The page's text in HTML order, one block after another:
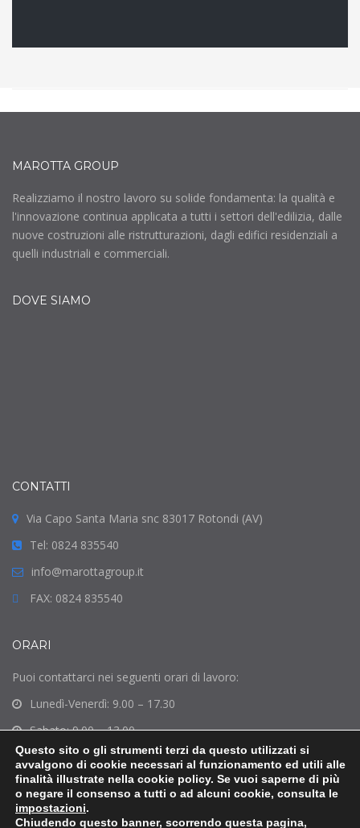
MAROTTA GROUP
Realizziamo il nostro lavoro su solide fondamenta: la qualità e
l'innovazione continua applicata a tutti i settori dell'edilizia, dalle
nuove costruzioni alle ristrutturazioni, dagli edifici residenziali a
quelli industriali e commerciali.
DOVE SIAMO
CONTATTI
Via Capo Santa Maria snc 83017 Rotondi (AV)
Tel: 0824 835540
info@marottagroup.it
FAX: 0824 835540
ORARI
Puoi contattarci nei seguenti orari di lavoro:
Lunedì-Venerdì: 9.00 – 17.30
Sabato: 9.00 – 13.00
Domenica: Chiuso
Questo sito o gli strumenti terzi da questo utilizzati si
avvalgono di cookie necessari al funzionamento ed utili alle
finalità illustrate nella cookie policy. Se vuoi saperne di più
o negare il consenso a tutti o ad alcuni cookie, consulta le
impostazioni.
Chiudendo questo banner, scorrendo questa pagina,